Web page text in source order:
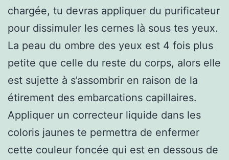
chargée, tu devras appliquer du purificateur
pour dissimuler les cernes là sous tes yeux.
La peau du ombre des yeux est 4 fois plus
petite que celle du reste du corps, alors elle
est sujette à s’assombrir en raison de la
étirement des embarcations capillaires.
Appliquer un correcteur liquide dans les
coloris jaunes te permettra de enfermer
cette couleur foncée qui est en dessous de